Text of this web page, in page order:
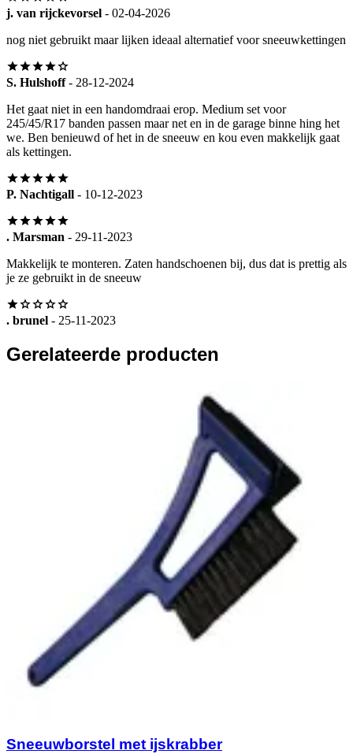
j. van rijckevorsel - 02-04-2026
nog niet gebruikt maar lijken ideaal alternatief voor sneeuwkettingen
S. Hulshoff- 28-12-2024
Het gaat niet in een handomdraai erop. Medium set voor
245/45/R17 banden passen maar net en in de garage binne hing het
we. Ben benieuwd of het in de sneeuw en kou even makkelijk gaat
als kettingen.
P. Nachtigall - 10-12-2023
. Marsman - 29-11-2023
Makkelijk te monteren. Zaten handschoenen bij, dus dat is prettig als
je ze gebruikt in de sneeuw
. brunel - 25-11-2023
Gerelateerde producten
Sneeuwborstel met ijskrabber